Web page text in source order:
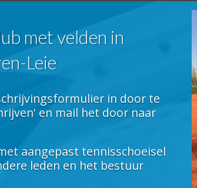
met velden in
Leie
in door te
en mail het door naar
aangepast tennisschoeisel
leden en het bestuur